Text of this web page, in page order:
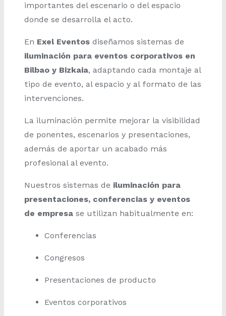
importantes del escenario o del espacio
donde se desarrolla el acto.
En Exel Eventos diseñamos sistemas de
iluminación para eventos corporativos en
Bilbao y Bizkaia, adaptando cada montaje al
tipo de evento, al espacio y al formato de las
intervenciones.
La iluminación permite mejorar la visibilidad
de ponentes, escenarios y presentaciones,
además de aportar un acabado más
profesional al evento.
Nuestros sistemas de iluminación para
presentaciones, conferencias y eventos
de empresa se utilizan habitualmente en:
Conferencias
Congresos
Presentaciones de producto
Eventos corporativos